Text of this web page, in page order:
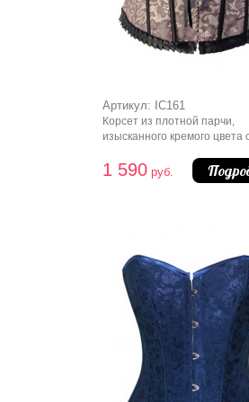
Артикул: IC161
Корсет из плотной парчи,
изысканного кремого цвета
области груди очень
подчеркивают линию
1 590 руб.